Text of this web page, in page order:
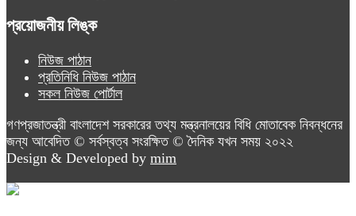
প্রয়োজনীয় লিঙ্ক
নিউজ পাঠান
প্রতিনিধি নিউজ পাঠান
সকল নিউজ পোর্টাল
গণপ্রজাতন্ত্রী বাংলাদেশ সরকারের তথ্য মন্ত্রনালয়ের বিধি মোতাবেক নিবন্ধনের
জন্য আবেদিত © সর্বস্বত্ব সংরক্ষিত © দৈনিক যখন সময় ২০২২
Design & Developed by mim